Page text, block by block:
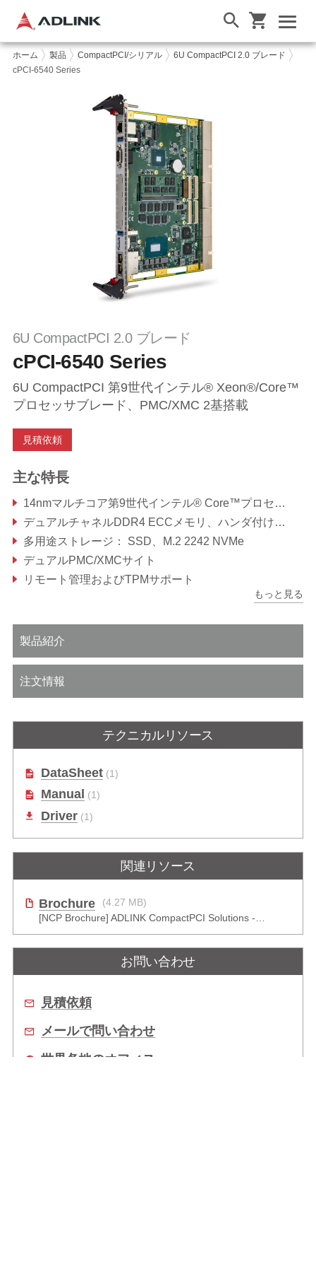
ホーム 製品 CompactPCI/シリアル
6U CompactPCI 2.0 ブレード
cPCI-6540 Series
6U CompactPCI 2.0 ブレード
cPCI-6540 Series
6U CompactPCI 第9世代インテル® Xeon®/Core™
プロセッサブレード、PMC/XMC 2基搭載
見積依頼
主な特長
14nmマルチコア第9世代インテル® Core™プロセッサ（旧：Coffee Lake Refresh）
デュアルチャネルDDR4 ECCメモリ、ハンダ付けおよびSO-DIMM、最大64GB
多用途ストレージ： SSD、M.2 2242 NVMe
デュアルPMC/XMCサイト
リモート管理およびTPMサポート
もっと見る
製品紹介
注文情報
テクニカルリソース
DataSheet(1)
Manual (1)
Driver(1)
関連リソース
Brochure
(4.27 MB)
お問い合わせ
見積依頼
メールで問い合わせ
世界各地のオフィス